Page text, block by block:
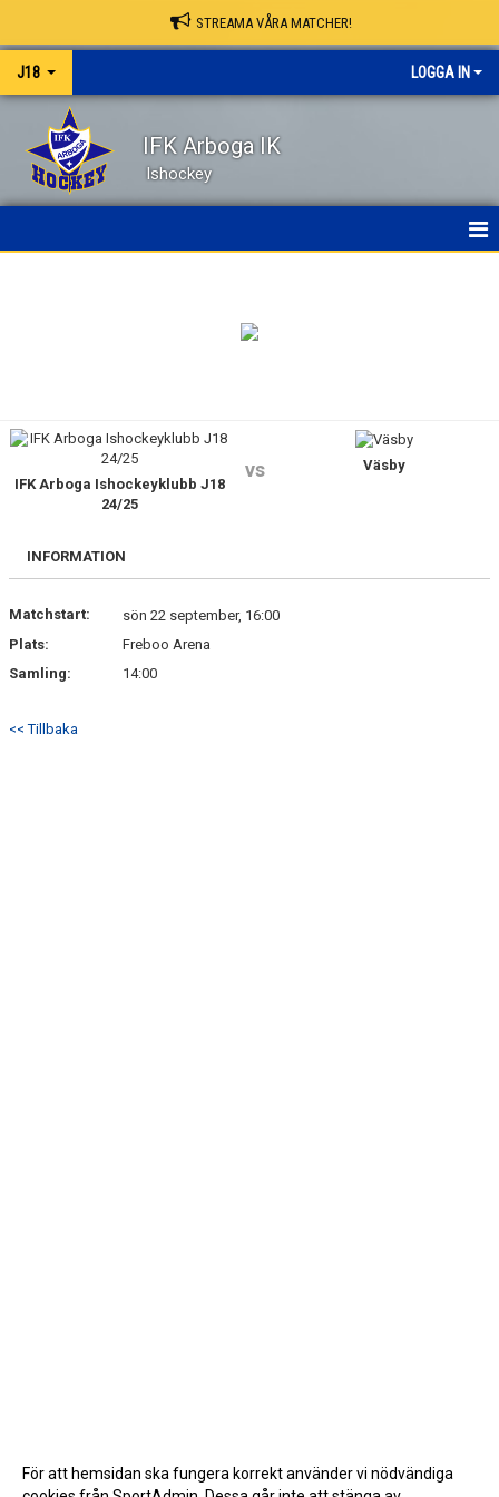
STREAMA VÅRA MATCHER!
J18 LOGGA IN
IFK Arboga IK
Ishockey
DOKUMENT
KONTAKT
IFK Arboga Ishockeyklubb J18
24/25
vs Väsby
INFORMATION
Matchstart:
sön 22 september, 16:00
Plats:
Freboo Arena
Samling:
14:00
<< Tillbaka
För att hemsidan ska fungera korrekt använder vi nödvändiga